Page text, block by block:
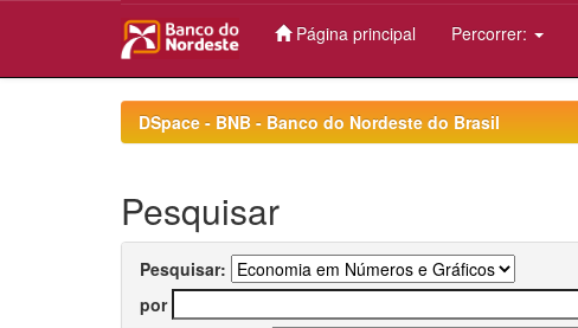
Página principal Percorrer:
DSpace - BNB - Banco do Nordeste do Brasil
Pesquisar
Pesquisar:
por